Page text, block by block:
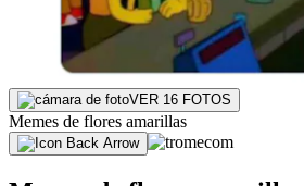
VER 16 FOTOS
Memes de flores amarillas